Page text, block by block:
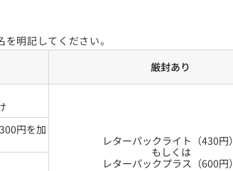
明記してください。
厳封あり
レターパックライト（430円）
もしくは
レターパックプラス（600円）
円を加